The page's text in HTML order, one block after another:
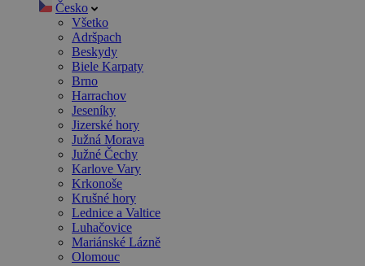
Česko
Všetko
Adršpach
Beskydy
Biele Karpaty
Brno
Harrachov
Jeseníky
Jizerské hory
Južná Morava
Južné Čechy
Karlove Vary
Krkonoše
Krušné hory
Lednice a Valtice
Luhačovice
Mariánské Lázně
Olomouc